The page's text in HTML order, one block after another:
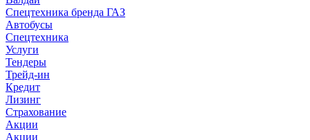
Спецтехника бренда ГАЗ
Автобусы
Спецтехника
Услуги
Тендеры
Трейд-ин
Кредит
Лизинг
Страхование
Акции
Акции